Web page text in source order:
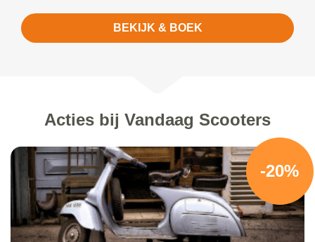
BEKIJK & BOEK
Acties bij Vandaag Scooters
-20%